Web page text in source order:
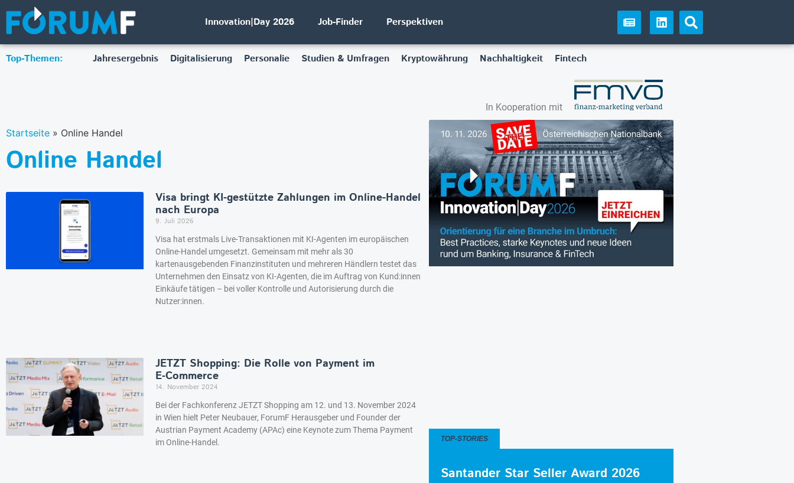
Innovation|Day 2026 Job-Finder Perspektiven
Top-Themen: Jahresergebnis Digitalisierung Personalie Studien & Umfragen Kryptowährung Nachhaltigkeit Fintech
In Kooperation mit
Startseite » Online Handel
Online Handel
Visa bringt KI-gestützte Zahlungen im Online-Handel
nach Europa
9. Juli 2026
Visa hat erstmals Live-Transaktionen mit KI-Agenten im europäischen
Online-Handel umgesetzt. Gemeinsam mit mehr als 30
kartenausgebenden Finanzinstituten und mehreren Händlern testet das
Unternehmen den Einsatz von KI-Agenten, die im Auftrag von Kund:innen
Einkäufe tätigen – bei voller Kontrolle und Autorisierung durch die
Nutzer:innen.
JETZT Shopping: Die Rolle von Payment im
E‑Commerce
14. November 2024
Bei der Fachkonferenz JETZT Shopping am 12. und 13. November 2024
in Wien hielt Peter Neubauer, ForumF Herausgeber und Founder der
Austrian Payment Academy (APAc) eine Keynote zum Thema Payment
im Online-Handel.
TOP-STORIES
Santander Star Seller Award 2026